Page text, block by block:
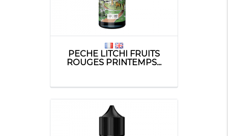
PECHE LITCHI FRUITS
ROUGES PRINTEMPS...